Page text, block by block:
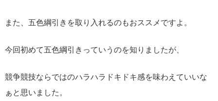
また、五色綱引きを取り入れるのもおススメですよ。
今回初めて五色綱引きっていうのを知りましたが、
競争競技ならではのハラハラドキドキ感を味わえていいな
ぁと思いました。